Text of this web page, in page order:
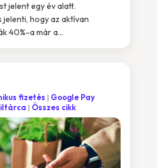
jelent egy év alatt.
jelenti, hogy az aktívan
40%-a már a...
fizetés
Google Pay
Összes cikk